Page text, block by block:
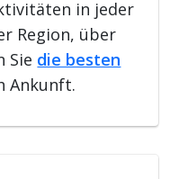
in jeder
Region, über
Sie die besten
Ankunft.